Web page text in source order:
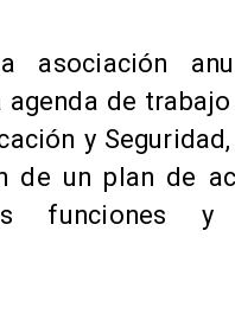
asociación
agenda de
y
de un plan de
funciones y